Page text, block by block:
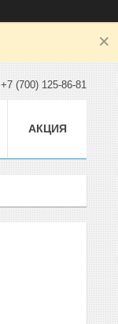
+7 (700) 125-86-81
АКЦИЯ